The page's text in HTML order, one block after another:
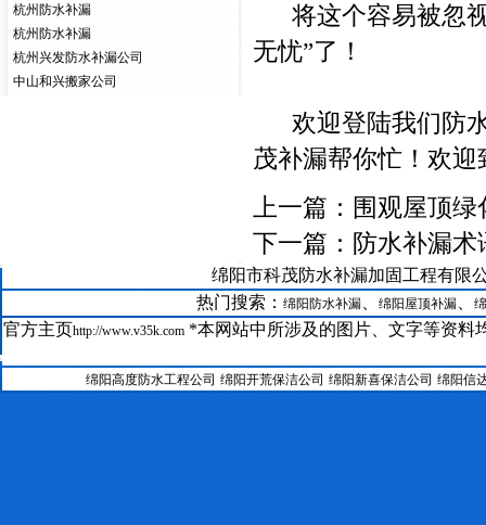
杭州防水补漏
杭州防水补漏
杭州兴发防水补漏公司
中山和兴搬家公司
将这个容易被忽视
无忧”了！
欢迎登陆我们防
茂补漏帮你忙！欢迎
上一篇： 围观屋顶
下一篇： 防水补漏术
GRC在绵阳科茂防水补漏公司装修中的运用
绵阳防水补漏聚氨酯保温系统
23--绵阳房屋维修聚合物水泥防水涂料
25-- 绵阳科茂防水补漏加固工程有限公司涂料施工工艺
绵阳市科茂防水补漏加固工程有限
热门搜索： 绵阳防水补漏 绵阳屋顶补漏
官方主页http://www.v35k.com *本网站中所涉及的图片、文字等资料
绵阳高度防水工程公司 绵阳开荒保洁公司 绵阳新喜保洁公司 绵阳信